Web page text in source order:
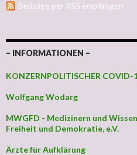
Beiträge per RSS empfangen
– INFORMATIONEN –
KONZERNPOLITISCHER COVID-
Wolfgang Wodarg
MWGFD - Medizinern und
Freiheit und Demokratie, e.V.
Ärzte für Aufklärung